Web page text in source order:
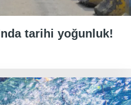
tarihi yoğunluk!